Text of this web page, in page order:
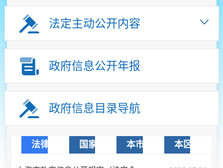
法定主动公开内容
政府信息公开年报
政府信息目录导航
法律法规 国家文件 本市文件 本区文件